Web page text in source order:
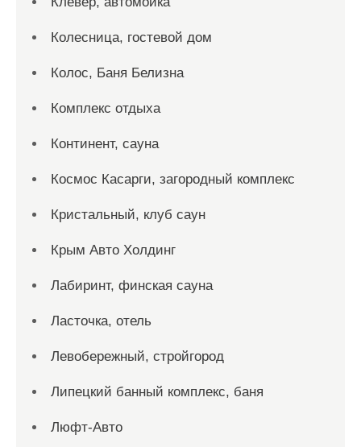
Колесница, гостевой дом
Колос, Баня Белизна
Комплекс отдыха
Континент, сауна
Космос Касарги, загородный комплекс
Кристальный, клуб саун
Крым Авто Холдинг
Лабиринт, финская сауна
Ласточка, отель
Левобережный, стройгород
Липецкий банный комплекс, баня
Люфт-Авто